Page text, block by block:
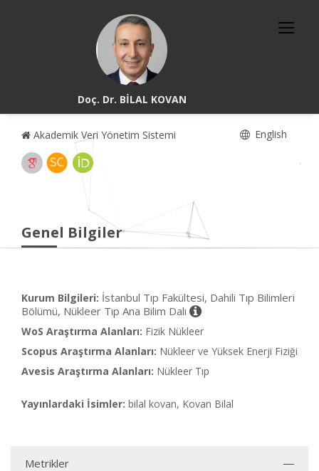
Doç. Dr. BİLAL KOVAN
Akademik Veri Yönetim Sistemi English
Genel Bilgiler
Kurum Bilgileri: İstanbul Tıp Fakültesi, Dahili Tıp Bilimleri
Bölümü, Nükleer Tıp Ana Bilim Dalı
WoS Araştırma Alanları: Fizik Nükleer
Scopus Araştırma Alanları: Nükleer ve Yüksek Enerji Fiziği
Avesis Araştırma Alanları: Nükleer Tıp
Yayınlardaki İsimler: bilal kovan, Kovan Bilal
Metrikler